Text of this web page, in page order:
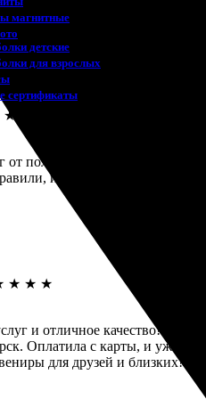
магнитные
детские
для взрослых
сертификаты
состоянии. Буду заказывать
★
полученных открыток!
и я была в курсе каждого
★ ★ ★
и отличное качество!
Оплатила с карты, и уже
для друзей и близких!